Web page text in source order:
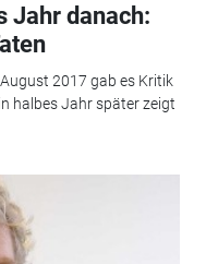
Jahr danach:
2017 gab es Kritik
halbes Jahr später zeigt